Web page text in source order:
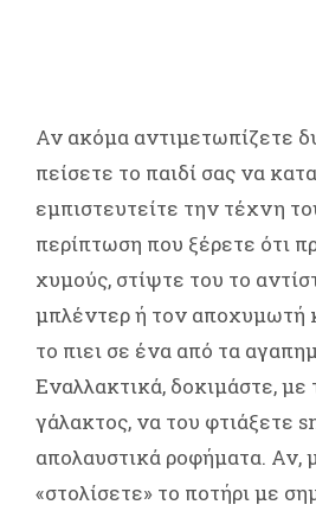
Αν ακόμα αντιμετωπίζετε
πείσετε το παιδί σας να
εμπιστευτείτε την τέχνη
περίπτωση που ξέρετε ότι
χυμούς, στίψτε του το
μπλέντερ ή τον αποχυμωτή
το πιει σε ένα από τα
Εναλλακτικά, δοκιμάστε,
γάλακτος, να του φτιάξετε
απολαυστικά ροφήματα. Αν,
«στολίσετε» το ποτήρι με